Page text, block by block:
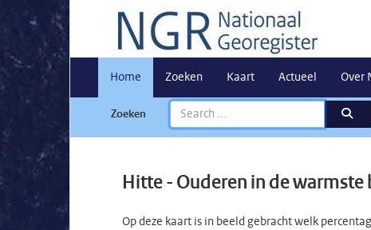
Home Zoeken Kaart Actueel Over
Zoeken
Hitte - Ouderen in de warmste
Op deze kaart is in beeld gebracht welk